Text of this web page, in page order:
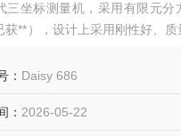
三坐标测量机，采用有限元分
获**），设计上采用刚性好、质
测量软件包，使其成为同
： Daisy 686
： 2026-05-22